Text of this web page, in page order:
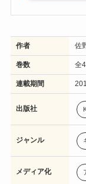
作者 佐
巻数 全
連載期間
出版社
ジャンル
メディア化